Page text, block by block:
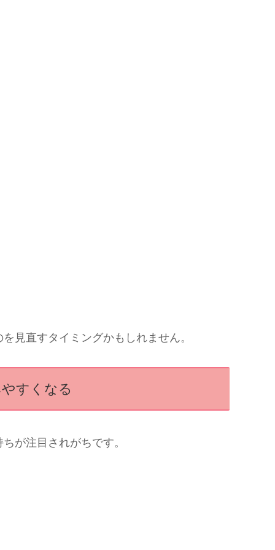
見直すタイミングかもしれません。
すくなる
が注目されがちです。